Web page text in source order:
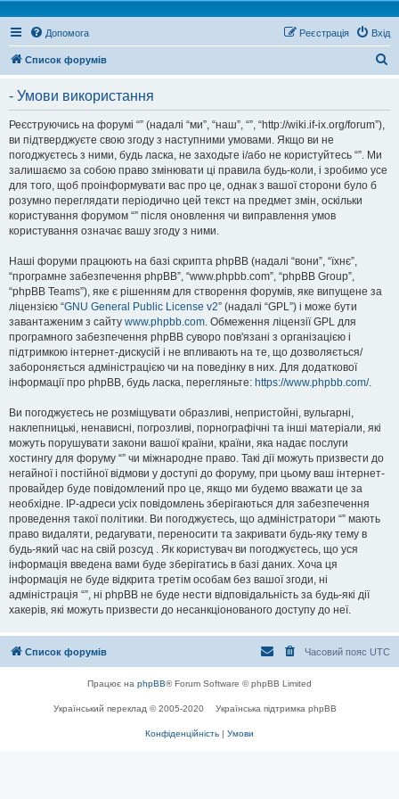
Допомога Вхід
Реєстрація
Список форумів
- Умови використання
Реєструючись на форумі “” (надалі “ми”, “наш”, “”, “http://wiki.if-ix.org/forum”),
ви підтверджуєте свою згоду з наступними умовами. Якщо ви не
погоджуєтесь з ними, будь ласка, не заходьте і/або не користуйтесь “”. Ми
залишаємо за собою право змінювати ці правила будь-коли, і зробимо усе
для того, щоб проінформувати вас про це, однак з вашої сторони було б
розумно переглядати періодично цей текст на предмет змін, оскільки
користування форумом “” після оновлення чи виправлення умов
користування означає вашу згоду з ними.
Наші форуми працюють на базі скрипта phpBB (надалі “вони”, “їхнє”,
“програмне забезпечення phpBB”, “www.phpbb.com”, “phpBB Group”,
“phpBB Teams”), яке є рішенням для створення форумів, яке випущене за
ліцензією “GNU General Public License v2” (надалі “GPL”) і може бути
завантаженим з сайту www.phpbb.com. Обмеження ліцензії GPL для
програмного забезпечення phpBB суворо пов'язані з організацією і
підтримкою інтернет-дискусій і не впливають на те, що дозволяється/
забороняється адміністрацією чи на поведінку в них. Для додаткової
інформації про phpBB, будь ласка, перегляньте: https://www.phpbb.com/.
Ви погоджуєтесь не розміщувати образливі, непристойні, вульгарні,
наклепницькі, ненависні, погрозливі, порнографічні та інші матеріали, які
можуть порушувати закони вашої країни, країни, яка надає послуги
хостингу для форуму “” чи міжнародне право. Такі дії можуть призвести до
негайної і постійної відмови у доступі до форуму, при цьому ваш інтернет-
провайдер буде повідомлений про це, якщо ми будемо вважати це за
необхідне. IP-адреси усіх повідомлень зберігаються для забезпечення
проведення такої політики. Ви погоджуєтесь, що адміністратори “” мають
право видаляти, редагувати, переносити та закривати будь-яку тему в
будь-який час на свій розсуд . Як користувач ви погоджуєтесь, що уся
інформація введена вами буде зберігатись в базі даних. Хоча ця
інформація не буде відкрита третім особам без вашої згоди, ні
адміністрація “”, ні phpBB не буде нести відповідальність за будь-які дії
хакерів, які можуть призвести до несанкціонованого доступу до неї.
Список форумів Часовий пояс UTC
Працює на phpBB® Forum Software © phpBB Limited
Український переклад © 2005-2020 Українська підтримка phpBB
Конфіденційність | Умови